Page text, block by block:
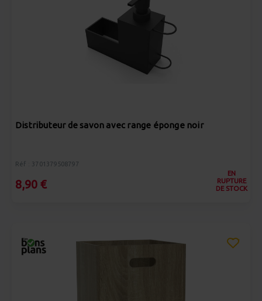
Distributeur de savon avec range éponge noir
Réf : 3701379508797
8,90 €
EN
RUPTURE
DE STOCK